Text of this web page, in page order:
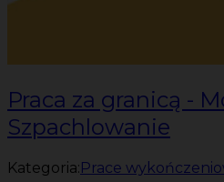
Praca za granicą -
Szpachlowanie
Kategoria:Prace